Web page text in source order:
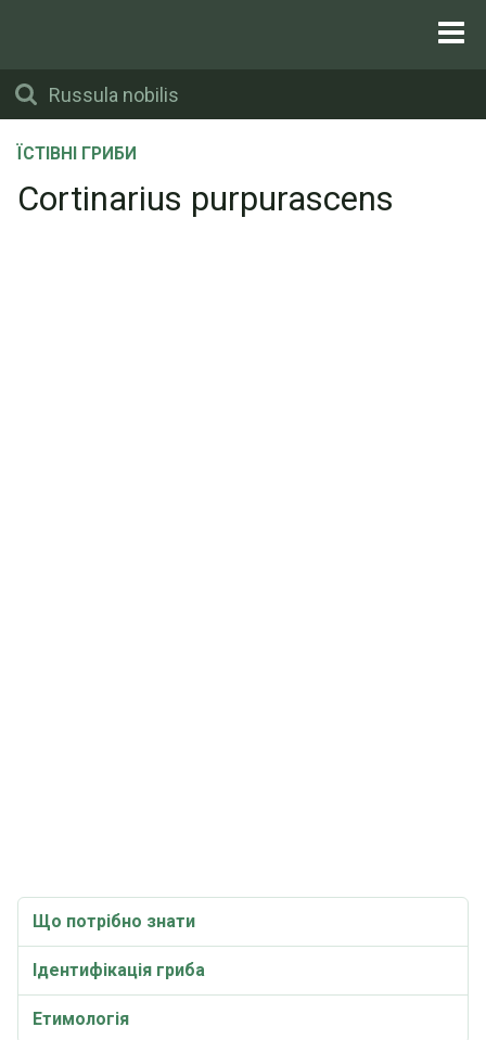
ЇСТІВНІ ГРИБИ
Cortinarius purpurascens
Що потрібно знати
Ідентифікація гриба
Етимологія